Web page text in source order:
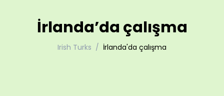
İrlanda’da çalışma
Irish Turks İrlanda'da çalışma